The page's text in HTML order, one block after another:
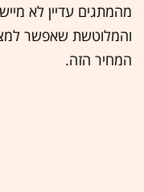
מהמתגים עדיין לא
והמלוטשת שאפשר
המחיר הזה.